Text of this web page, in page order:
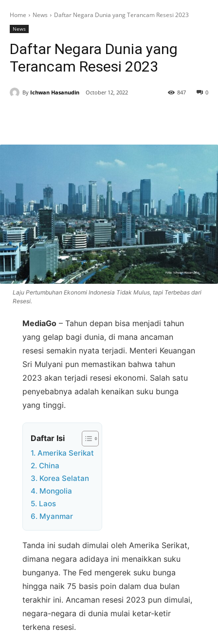
Home News Daftar Negara Dunia yang Terancam Resesi 2023
News
Daftar Negara Dunia yang
Terancam Resesi 2023
By Ichwan Hasanudin October 12, 2022 0
847
Laju Pertumbuhan Ekonomi Indonesia Tidak Mulus, tapi Terbebas dari
Resesi.
MediaGo – Tahun depan bisa menjadi tahun
yang gelap bagi dunia, di mana ancaman
resesi semakin nyata terjadi. Menteri Keuangan
Sri Mulyani pun memastikan bahwa tahun
2023 akan terjadi resesi ekonomi. Salah satu
penyebabnya adalah kenaikan suku bunga
yang tinggi.
Daftar Isi
1. Amerika Serikat
2. China
3. Korea Selatan
4. Mongolia
5. Laos
6. Myanmar
Tanda ini sudah dimulai oleh Amerika Serikat,
dimana negara adidaya ini menaikkan suku
bunganya. The Fed mengerek suku bunga
hingga naik 75 basis poin dalam dua bulan
terakhir ini. Ancaman resesi 2023 pun dimulai,
negara-negara di dunia mulai ketar-ketir
terkena resesi.